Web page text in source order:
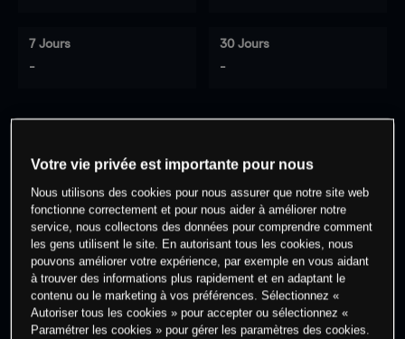
7 Jours
-
30 Jours
-
cet actif
Commencez à trader
Votre vie privée est importante pour nous
Nous utilisons des cookies pour nous assurer que notre site web
fonctionne correctement et pour nous aider à améliorer notre
service, nous collectons des données pour comprendre comment
les gens utilisent le site. En autorisant tous les cookies, nous
pouvons améliorer votre expérience, par exemple en vous aidant
à trouver des informations plus rapidement et en adaptant le
contenu ou le marketing à vos préférences. Sélectionnez «
Autoriser tous les cookies » pour accepter ou sélectionnez «
Paramétrer les cookies » pour gérer les paramètres des cookies.